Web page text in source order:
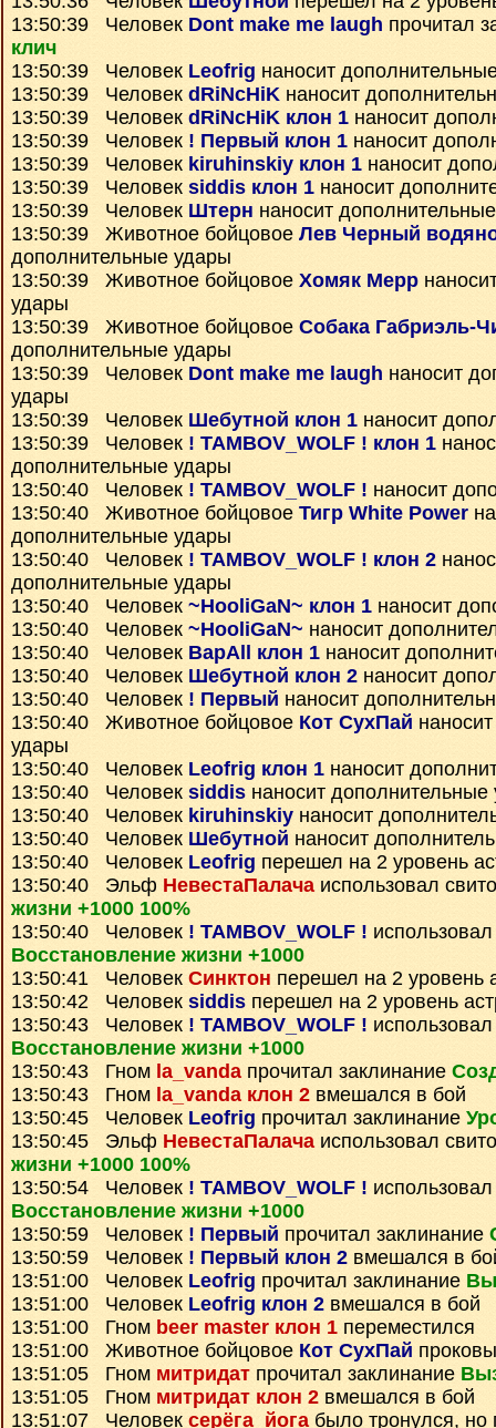
13:50:39 Человек Dont make me laugh прочитал
клич
13:50:39 Человек Leofrig наносит
13:50:39 Человек dRiNcHiK наносит
13:50:39 Человек dRiNcHiK клон 1 наносит
13:50:39 Человек ! Первый клон 1 наносит
13:50:39 Человек kiruhinskiy клон 1 наносит
13:50:39 Человек siddis клон 1 наносит
13:50:39 Человек Штерн наносит
13:50:39 Животное бойцовое Лев Черный
дополнительные удары
13:50:39 Животное бойцовое Хомяк Мерр
удары
13:50:39 Животное бойцовое Собака Габриэль-
дополнительные удары
13:50:39 Человек Dont make me laugh наносит
удары
13:50:39 Человек Шебутной клон 1 наносит
13:50:39 Человек ! TAMBOV_WOLF ! клон 1
дополнительные удары
13:50:40 Человек ! TAMBOV_WOLF ! наносит
13:50:40 Животное бойцовое Тигр White Power
дополнительные удары
13:50:40 Человек ! TAMBOV_WOLF ! клон 2
дополнительные удары
13:50:40 Человек ~HooliGaN~ клон 1 наносит
13:50:40 Человек ~HooliGaN~ наносит
13:50:40 Человек BapAll клон 1 наносит
13:50:40 Человек Шебутной клон 2 наносит
13:50:40 Человек ! Первый наносит
13:50:40 Животное бойцовое Кот СухПай
удары
13:50:40 Человек Leofrig клон 1 наносит
13:50:40 Человек siddis наносит дополнительные
13:50:40 Человек kiruhinskiy наносит
13:50:40 Человек Шебутной наносит
13:50:40 Человек Leofrig перешел на 2 уровень
13:50:40 Эльф НевестаПалачаиспользовал
жизни +1000 100%
13:50:40 Человек ! TAMBOV_WOLF ! использовал
Восстановление жизни +1000
13:50:41 Человек Синктон перешел на 2 уровень
13:50:42 Человек siddis перешел на 2 уровень
13:50:43 Человек ! TAMBOV_WOLF ! использовал
Восстановление жизни +1000
13:50:43 Гном la_vandaпрочитал заклинание
13:50:43 Гном la_vanda клон 2 вмешался в бой
13:50:45 Человек Leofrig прочитал заклинание
13:50:45 Эльф НевестаПалачаиспользовал
жизни +1000 100%
13:50:54 Человек ! TAMBOV_WOLF ! использовал
Восстановление жизни +1000
13:50:59 Человек ! Первый прочитал заклинание
13:50:59 Человек ! Первый клон 2 вмешался в
13:51:00 Человек Leofrig прочитал заклинание
13:51:00 Человек Leofrig клон 2 вмешался в бой
13:51:00 Гном beer master клон 1 переместился
13:51:00 Животное бойцовое Кот СухПай
13:51:05 Гном митридат прочитал заклинание
13:51:05 Гном митридат клон 2 вмешался в бой
13:51:07 Человек серёга_йогабыло тронулся, но